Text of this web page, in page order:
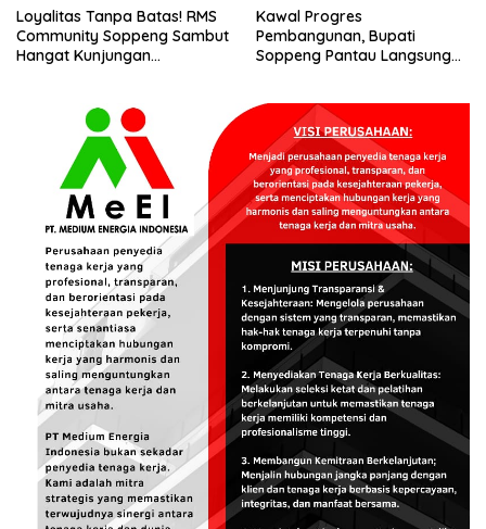
Loyalitas Tanpa Batas! RMS
Community Soppeng Sambut
Hangat Kunjungan
Kawal Progres
Pembangunan, Bupati
Soppeng Pantau Langsung